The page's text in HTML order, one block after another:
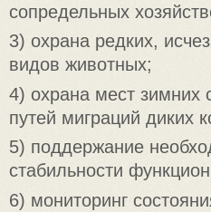
сопредельных
3) охрана редких,
видов животных;
4) охрана мест зимних
путей миграций диких
5) поддержание
стабильности
6) мониторинг